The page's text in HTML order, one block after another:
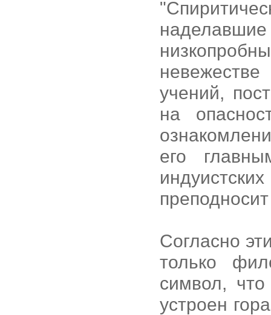
учений,
на
его
Согласно
только
символ, что
устроен